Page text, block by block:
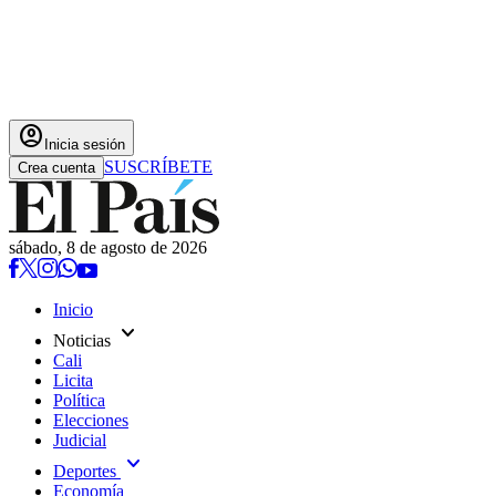
account_circle Inicia sesión
Crea cuenta SUSCRÍBETE
sábado, 8 de agosto de 2026
Inicio
Noticias expand_more
Cali
Licita
Política
Elecciones
Judicial
Deportes expand_more
Economía